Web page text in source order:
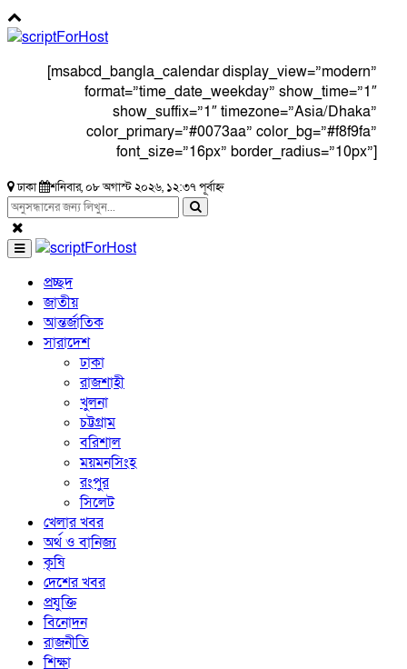
[msabcd_bangla_calendar display_view=”modern”
format=”time_date_weekday” show_time=”1″
show_suffix=”1″ timezone=”Asia/Dhaka”
color_primary=”#0073aa” color_bg=”#f8f9fa”
font_size=”16px” border_radius=”10px”]
ঢাকা শনিবার, ০৮ অগাস্ট ২০২৬, ১২:৩৭ পূর্বাহ্ন
প্রচ্ছদ
জাতীয়
আন্তর্জাতিক
সারাদেশ
ঢাকা
রাজশাহী
খুলনা
চট্টগ্রাম
বরিশাল
ময়মনসিংহ
রংপুর
সিলেট
খেলার খবর
অর্থ ও বানিজ্য
কৃষি
দেশের খবর
প্রযুক্তি
বিনোদন
রাজনীতি
শিক্ষা